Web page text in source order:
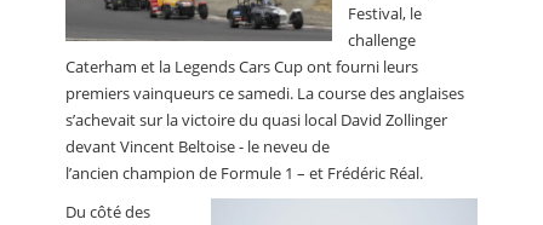
Festival, le
challenge
Caterham et la Legends Cars Cup ont fourni leurs
premiers vainqueurs ce samedi. La course des anglaises
s’achevait sur la victoire du quasi local David Zollinger
devant Vincent Beltoise - le neveu de
l’ancien champion de Formule 1 – et Frédéric Réal.
Du côté des